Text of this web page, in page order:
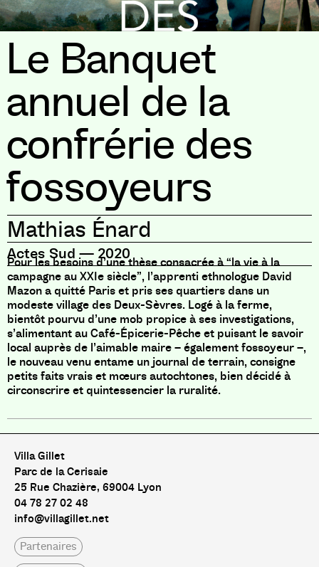
Le Banquet
annuel de la
confrérie des
fossoyeurs
Mathias Énard
Actes Sud — 2020
Pour les besoins d’une thèse consacrée à “la vie à la
campagne au XXIe siècle”, l’apprenti ethnologue David
Mazon a quitté Paris et pris ses quartiers dans un
modeste village des Deux-Sèvres. Logé à la ferme,
bientôt pourvu d’une mob propice à ses investigations,
s’alimentant au Café-Épicerie-Pêche et puisant le savoir
local auprès de l’aimable maire – également fossoyeur –,
le nouveau venu entame un journal de terrain, consigne
petits faits vrais et mœurs autochtones, bien décidé à
circonscrire et quintessencier la ruralité.
Villa Gillet
Parc de la Cerisaie
25 Rue Chazière, 69004 Lyon
04 78 27 02 48
info@villagillet.net
Partenaires